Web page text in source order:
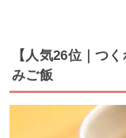
【人気26位｜つ
みご飯